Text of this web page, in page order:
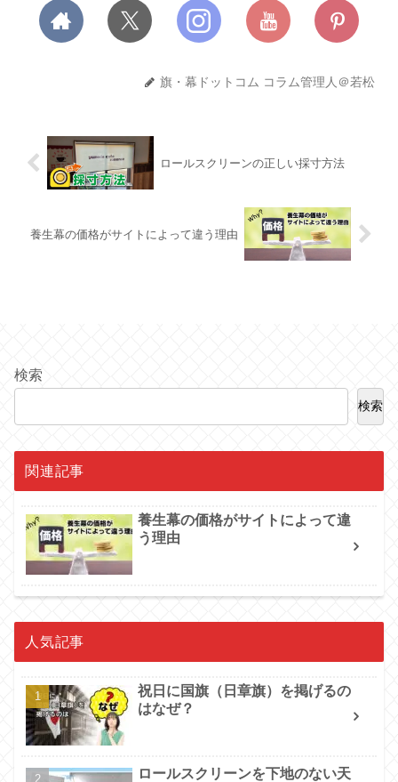
旗・幕ドットコム コラム管理人＠若松
ロールスクリーンの正しい採寸方法
養生幕の価格がサイトによって違う理由
検索
検索
関連記事
養生幕の価格がサイトによって違
う理由
人気記事
祝日に国旗（日章旗）を掲げるの
はなぜ？
ロールスクリーンを下地のない天